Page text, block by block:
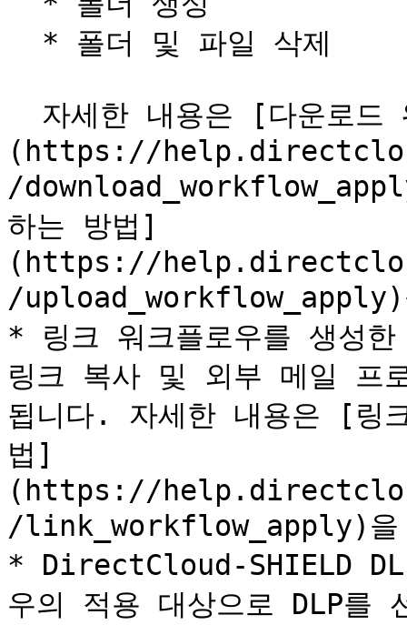
(https://
/
하는 방법]
(https://
/upload_workflow_apply)
* 링크 워크플로우를 생성
링크 복사 및 외부 메일 프
됩니다. 자세한 내용은 [링
법]
(https://
/link_workflow_apply)을
* DirectCloud-SHIELD
우의 적용 대상으로 DLP를